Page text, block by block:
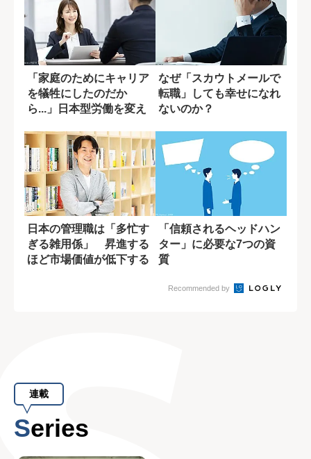
「家庭のためにキャリア
を犠牲にしたのだか
ら...」日本型労働を変え
なぜ「スカウトメールで
転職」しても幸せになれ
ないのか？
日本の管理職は「多忙す
ぎる雑用係」 昇進する
ほど市場価値が低下する
「信頼されるヘッドハン
ター」に必要な7つの資
質
Recommended by
連載
Series